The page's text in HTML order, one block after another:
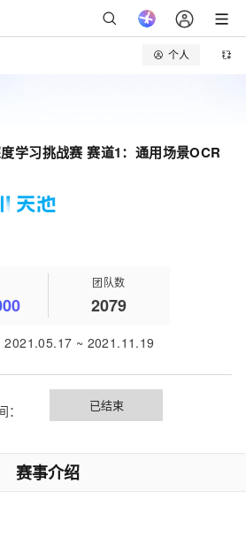
个人
学习挑战赛 赛道1：通用场景OCR
团队数
2079
2021.05.17 ~ 2021.11.19
已结束
赛事介绍